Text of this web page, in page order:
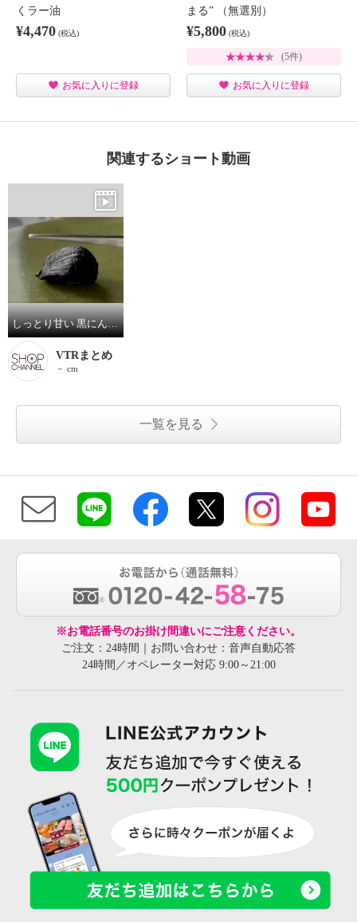
くラー油
¥4,470 (税込)
お気に入りに登録
まる” （無選別）
¥5,800 (税込)
(5件)
お気に入りに登録
関連するショート動画
しっとり甘い 黒にんにく“くろまる” （無選別）
VTRまとめ
－ cm
一覧を見る
※お電話番号のお掛け間違いにご注意ください。
ご注文：24時間｜お問い合わせ：音声自動応答
24時間／オペレーター対応 9:00～21:00